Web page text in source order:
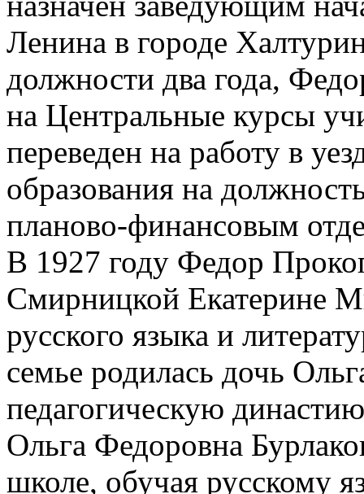
Ленина в городе
должности два года,
на Центральные курсы
переведен на работу в
образования на
планово-финансовым
В 1927 году Федор
Смирницкой Екатерине
русского языка и
семье родилась дочь
педагогическую
Ольга Федоровна
школе, обучая русскому